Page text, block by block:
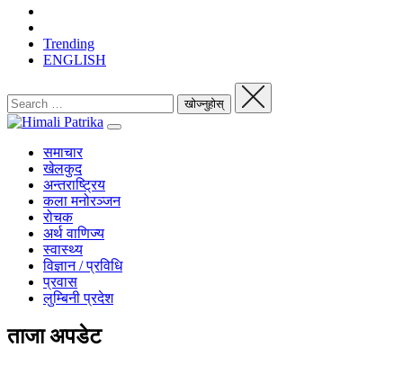
Trending
ENGLISH
समाचार
खेलकुद
अन्तराष्ट्रिय
कला मनोरञ्जन
रोचक
अर्थ वाणिज्य
स्वास्थ्य
विज्ञान / प्रविधि
प्रवास
लुम्बिनी प्रदेश
ताजा अपडेट